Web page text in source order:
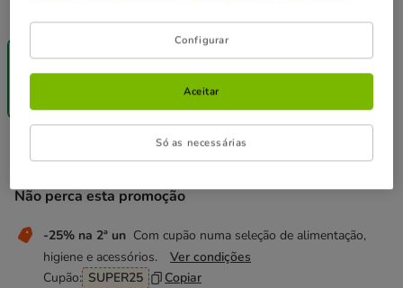
900g
un.
(1.58€ / kg)
Não perca esta promoção
-25% na 2ª un Com cupão numa seleção de alimentação,
higiene e acessórios.
Ver condições
Cupão: SUPER25 Copiar
Preço 9.49€, 1.58 EUR por kg
9.49€
Configurar
Só as necessárias
Aceitar